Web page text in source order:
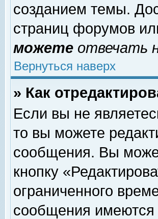
созданием темы.
страниц форумов
можете отвечать
Вернуться наверх
» Как
Если вы не
то вы можете
сообщения. Вы
кнопку
ограниченного
сообщения имеются